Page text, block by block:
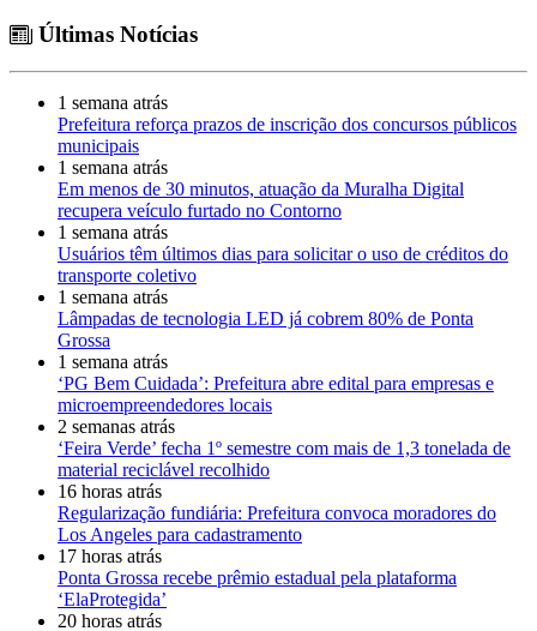
Últimas Notícias
1 semana atrás
Prefeitura reforça prazos de inscrição dos concursos públicos
municipais
1 semana atrás
Em menos de 30 minutos, atuação da Muralha Digital
recupera veículo furtado no Contorno
1 semana atrás
Usuários têm últimos dias para solicitar o uso de créditos do
transporte coletivo
1 semana atrás
Lâmpadas de tecnologia LED já cobrem 80% de Ponta
Grossa
1 semana atrás
‘PG Bem Cuidada’: Prefeitura abre edital para empresas e
microempreendedores locais
2 semanas atrás
‘Feira Verde’ fecha 1º semestre com mais de 1,3 tonelada de
material reciclável recolhido
16 horas atrás
Regularização fundiária: Prefeitura convoca moradores do
Los Angeles para cadastramento
17 horas atrás
Ponta Grossa recebe prêmio estadual pela plataforma
‘ElaProtegida’
20 horas atrás